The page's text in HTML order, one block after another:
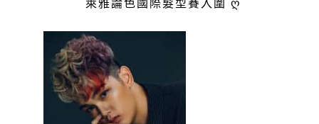
萊雅論色國際髮型賽入圍 ღ